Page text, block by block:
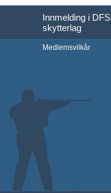
Innmelding i DFS
skytterlag
Medlemsvilkår